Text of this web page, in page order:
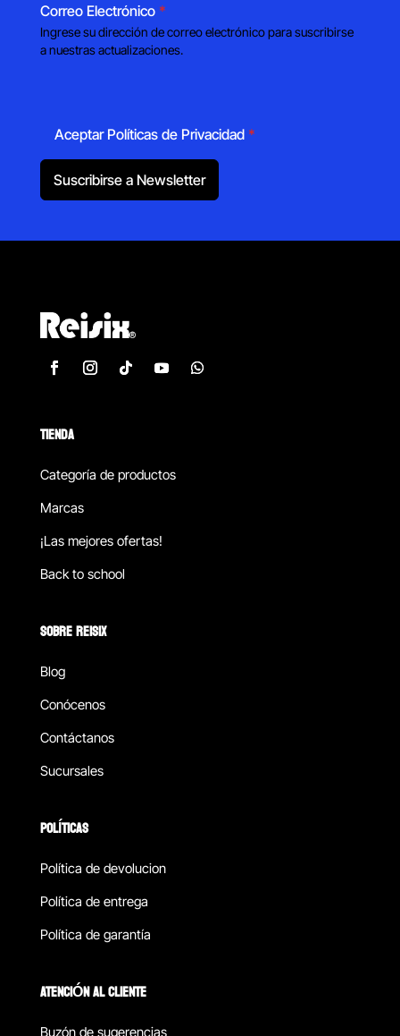
Correo Electrónico *
Ingrese su dirección de correo electrónico para suscribirse
a nuestras actualizaciones.
Aceptar Políticas de Privacidad *
Suscribirse a Newsletter
TIENDA
Categoría de productos
Marcas
¡Las mejores ofertas!
Back to school
SOBRE REISIX
Blog
Conócenos
Contáctanos
Sucursales
POLÍTICAS
Política de devolucion
Política de entrega
Política de garantía
ATENCIÓN AL CLIENTE
Buzón de sugerencias